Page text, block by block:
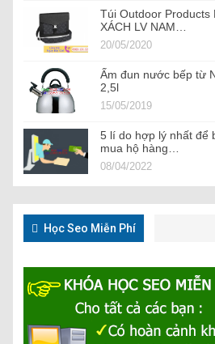
Túi Outdoor Products
XÁCH LV NAM…
20/05/2020
Ấm đun nước bếp từ
2,5l
15/05/2019
5 lí do hợp lý nhất để
mua hộ hàng…
08/04/2022
Học Seo Miễn Phí